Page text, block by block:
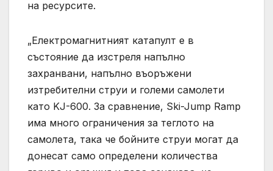
на ресурсите.
„Електромагнитният катапулт е в
състояние да изстреля напълно
захранвани, напълно въоръжени
изтребителни струи и големи самолети
като KJ-600. За сравнение, Ski-Jump Ramp
има много ограничения за теглото на
самолета, така че бойните струи могат да
донесат само определени количества